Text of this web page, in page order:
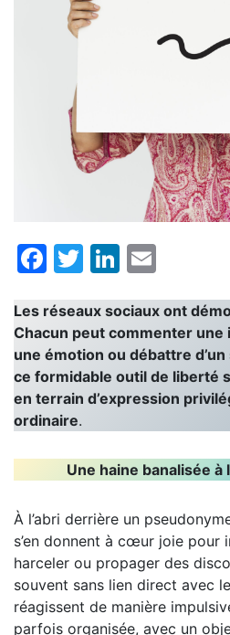
Facebook
TwitterLinkedIn
Les réseaux sociaux ont
Chacun peut commenter
une émotion ou débattre
ce formidable outil de liberté
en terrain d’expression
ordinaire.
Une haine banalisée à
À l’abri derrière un
s’en donnent à cœur joie pour
harceler ou propager des
souvent sans lien direct avec
réagissent de manière
parfois organisée, avec un